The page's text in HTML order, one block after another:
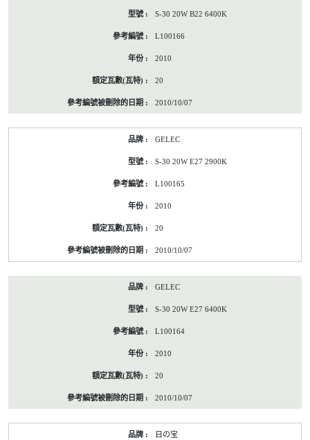
S-30 20W B22 6400K
L100166
2010
20
2010/10/07
GELEC
S-30 20W E27 2900K
L100165
2010
20
2010/10/07
GELEC
S-30 20W E27 6400K
L100164
2010
20
2010/10/07
日の宝